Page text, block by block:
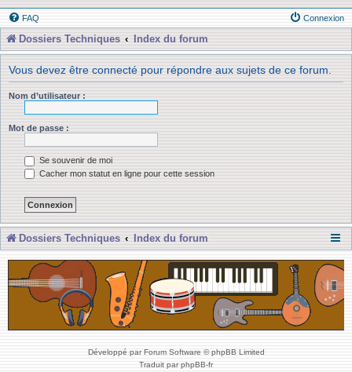
FAQ Connexion
Dossiers Techniques Index du forum
Vous devez être connecté pour répondre aux sujets de ce forum.
Nom d’utilisateur :
Mot de passe :
Se souvenir de moi
Cacher mon statut en ligne pour cette session
Dossiers Techniques Index du forum
Développé par Forum Software © phpBB Limited
Traduit par phpBB-fr